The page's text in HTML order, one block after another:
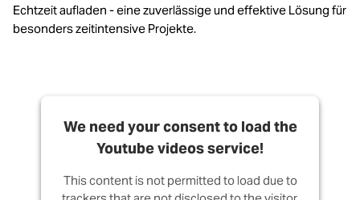
Echtzeit aufladen - eine zuverlässige und effektive Lösung für
besonders zeitintensive Projekte.
We need your consent to load the
Youtube videos service!
This content is not permitted to load due to